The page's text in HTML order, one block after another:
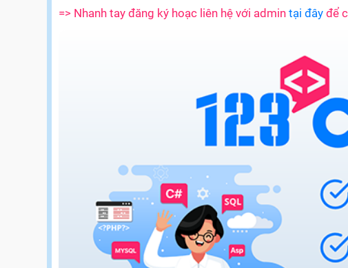
=> Nhanh tay đăng ký hoạc liên hệ với admin tại đây để